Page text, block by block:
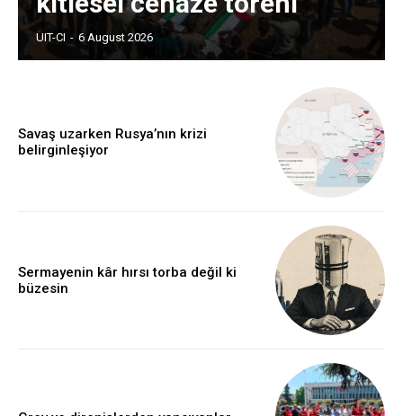
UIT-CI - 6 August 2026
Savaş uzarken Rusya’nın krizi
belirginleşiyor
Sermayenin kâr hırsı torba değil ki
büzesin